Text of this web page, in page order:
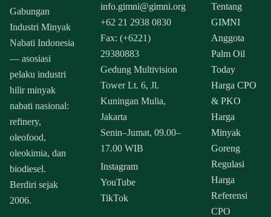
Gabungan
Industri Minyak
Nabati Indonesia
— asosiasi
pelaku industri
hilir minyak
nabati nasional:
refinery,
oleofood,
oleokimia, dan
biodiesel.
Berdiri sejak
2006.
info.gimni@gimni.org
+62 21 2938 0830
Fax: (+6221)
29380883
Gedung Multivision
Tower Lt. 6, Jl.
Kuningan Mulia,
Jakarta
Senin–Jumat, 09.00–
17.00 WIB
Instagram
YouTube
TikTok
Tentang
GIMNI
Anggota
Palm Oil
Today
Harga CPO
& PKO
Harga
Minyak
Goreng
Regulasi
Harga
Referensi
CPO